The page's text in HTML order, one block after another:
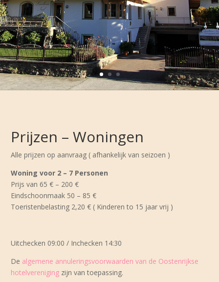
Prijzen – Woningen
Alle prijzen op aanvraag ( afhankelijk van seizoen )
Woning voor 2 – 7 Personen
Prijs van 65 € – 200 €
Eindschoonmaak 50 – 85 €
Toeristenbelasting 2,20 € ( Kinderen to 15 jaar vrij )
Uitchecken 09:00 / Inchecken 14:30
De algemene annuleringsvoorwaarden van de Oostenrijkse
hotelvereniging zijn van toepassing.